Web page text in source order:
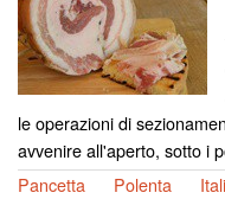
le operazioni di
avvenire all'aperto, sotto i
Pancetta
Polenta